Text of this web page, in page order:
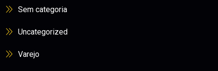
Sem categoria
Uncategorized
Varejo